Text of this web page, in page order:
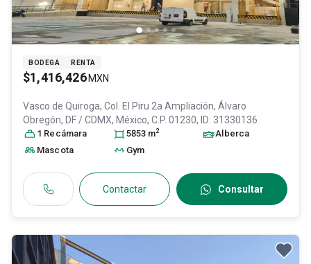
BODEGA RENTA
$1,416,426 MXN
Vasco de Quiroga, Col. El Piru 2a Ampliación, Álvaro
Obregón, DF / CDMX, México, C.P. 01230, ID: 31330136
1 Recámara 5853 m2
Alberca
Mascota
Gym
Contactar Consultar